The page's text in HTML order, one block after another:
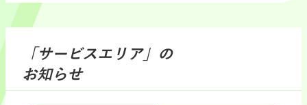
「サービスエリア」の
お知らせ